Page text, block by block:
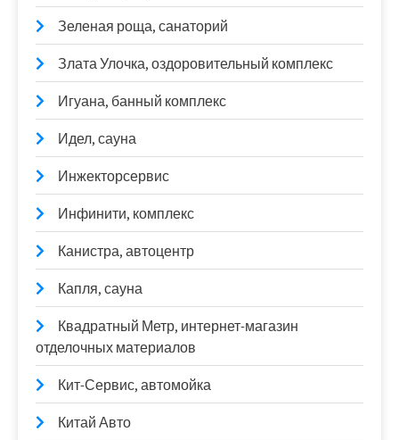
Зеленая роща, санаторий
Злата Улочка, оздоровительный комплекс
Игуана, банный комплекс
Идел, сауна
Инжекторсервис
Инфинити, комплекс
Канистра, автоцентр
Капля, сауна
Квадратный Метр, интернет-магазин
отделочных материалов
Кит-Сервис, автомойка
Китай Авто